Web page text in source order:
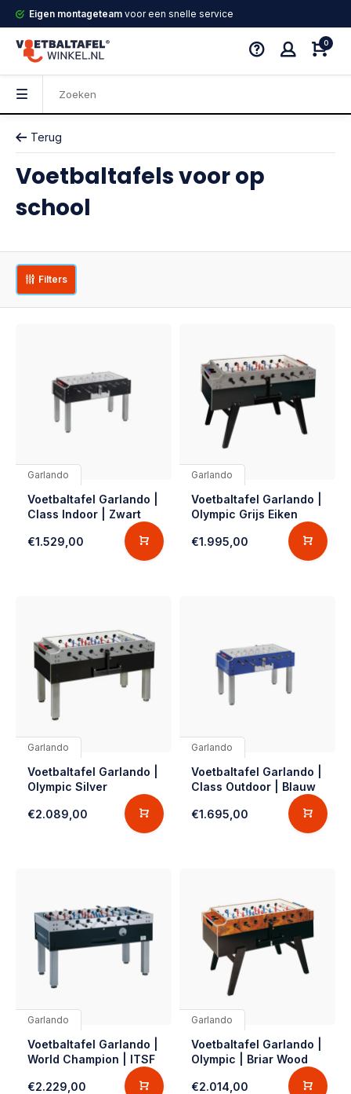
Eigen montageteam voor een snelle service
0
Terug
Voetbaltafels voor op
school
Filters
Garlando
Voetbaltafel Garlando |
Class Indoor | Zwart
€1.529,00
Garlando
Voetbaltafel Garlando |
Olympic Grijs Eiken
€1.995,00
Garlando
Voetbaltafel Garlando |
Olympic Silver
€2.089,00
Garlando
Voetbaltafel Garlando |
Class Outdoor | Blauw
€1.695,00
Garlando
Voetbaltafel Garlando |
World Champion | ITSF
€2.229,00
Garlando
Voetbaltafel Garlando |
Olympic | Briar Wood
€2.014,00